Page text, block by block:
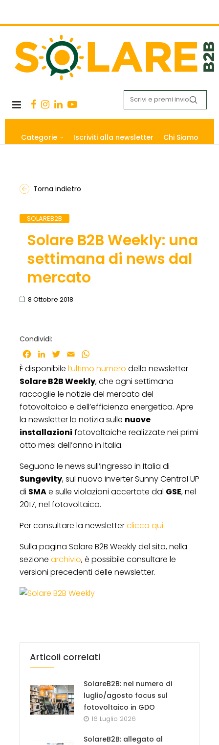
Categorie Iscriviti alla newsletter Chi Siamo
Torna indietro
SOLAREB2B
Solare B2B Weekly: una
settimana di news dal
mercato
8 Ottobre 2018
Condividi:
Facebook
LinkedInTwitter
Email
È disponibile l’ultimo numero della newsletter
Solare B2B Weekly, che ogni settimana
raccoglie le notizie del mercato del
fotovoltaico e dell’efficienza energetica. Apre
la newsletter la notizia sulle nuove
installazioni fotovoltaiche realizzate nei primi
otto mesi dell’anno in Italia.
Seguono le news sull’ingresso in Italia di
Sungevity, sul nuovo inverter Sunny Central UP
di SMAe sulle violazioni accertate dal GSE, nel
2017, nel fotovoltaico.
Per consultare la newsletterclicca qui
Sulla pagina Solare B2B Weekly del sito, nella
sezione archivio, è possibile consultare le
versioni precedenti delle newsletter.
Articoli correlati
SolareB2B: nel numero di
luglio/agosto focus sul
fotovoltaico in GDO
16 Luglio 2026
SolareB2B: allegato al